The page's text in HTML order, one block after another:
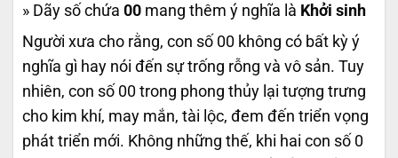
» Dãy số chứa 00 mang thêm ý nghĩa là Khởi sinh
Người xưa cho rằng, con số 00 không có bất kỳ ý
nghĩa gì hay nói đến sự trống rỗng và vô sản. Tuy
nhiên, con số 00 trong phong thủy lại tượng trưng
cho kim khí, may mắn, tài lộc, đem đến triển vọng
phát triển mới. Không những thế, khi hai con số 0